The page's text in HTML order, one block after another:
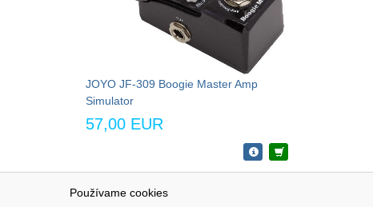
Používame cookies
JOYO JF-309 Boogie Master Amp
Simulator
57,00 EUR